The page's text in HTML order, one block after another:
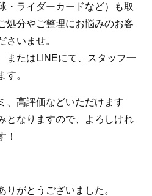
・ライダーカードなど）も取
処分やご整理にお悩みのお客
さいませ。
またはLINEにて、スタッフ一
す。
、高評価などいただけます
となりますので、よろしけれ
！
がとうございました。